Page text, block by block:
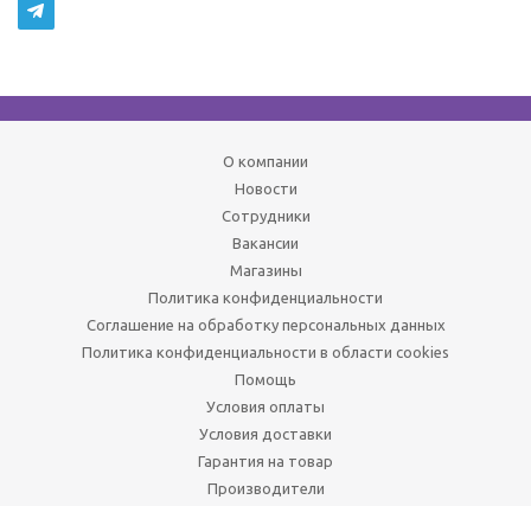
О компании
Новости
Сотрудники
Вакансии
Магазины
Политика конфиденциальности
Соглашение на обработку персональных данных
Политика конфиденциальности в области cookies
Помощь
Условия оплаты
Условия доставки
Гарантия на товар
Производители